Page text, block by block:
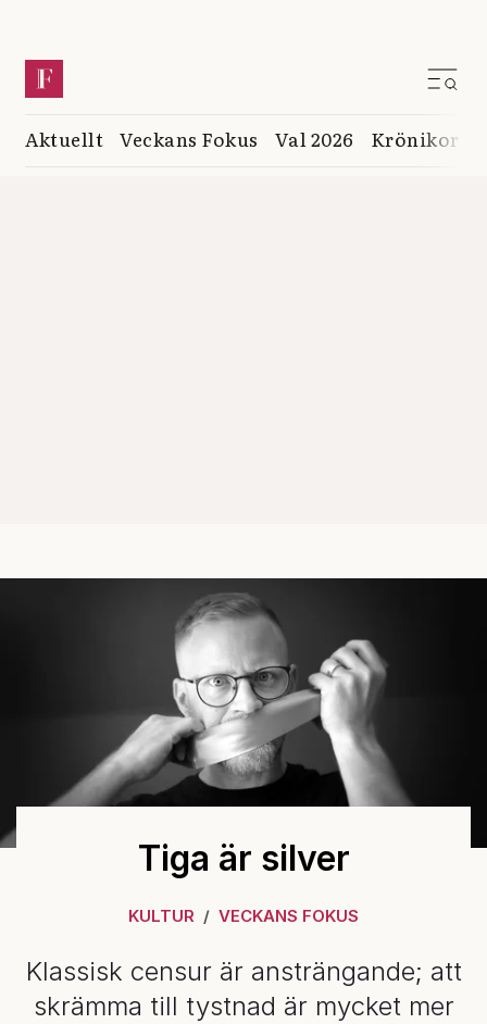
Aktuellt Veckans Fokus Val 2026 Krönikor
Tiga är silver
KULTUR VECKANS FOKUS
Klassisk censur är ansträngande; att
skrämma till tystnad är mycket mer